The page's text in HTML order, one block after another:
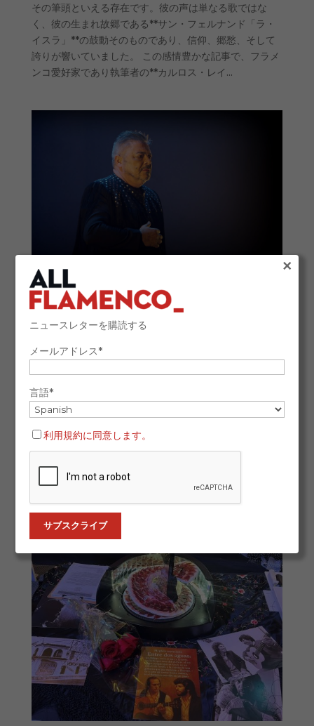
その筆頭といえる存在です。彼の声は単なる歌ではな
く、彼の生まれ故郷である**サン・フェルナンド「ラ・
イスラ」**の鼓動そのものであり、信仰、郷愁、そして
誇りが響いていました。 この感情豊かな記事で、フラメ
ンコ愛好家であり執筆者の**カルロス・レイ...
アントニオ・カナーレス、第13回『フラメンコの
伝説』に選出
2025年10月6日
『フラメンコの伝説（Leyenda del Flamenco）』
ラメンコ・デ・ラ・イスラ、そしてレヴィスタ・ラ・フ
ラグアによって構成される組織は、その功績を称え、舞
踊家アントニオ・カナーレスを第13回『フラメンコの伝
メンコの歴史と普及において重要な役割を果たしてきた
ニュースレターを購読する
メールアドレス*
言語*
利用規約に同意します。
×